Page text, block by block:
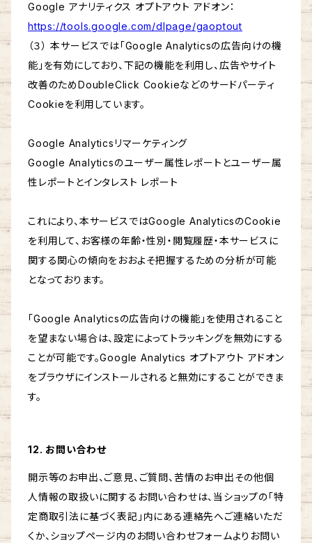
Google アナリティクス オプトアウト アドオン：
https://tools.google.com/dlpage/gaoptout
（３） 本サービスでは「Google Analyticsの広告向けの機
能」を有効にしており、下記の機能を利用し、広告やサイト
改善のためDoubleClick Cookieなどのサードパーティ
Cookieを利用しています。
Google Analyticsリマーケティング
Google Analyticsのユーザー属性レポートとユーザー属
性レポートとインタレスト レポート
これにより、本サービスではGoogle AnalyticsのCookie
を利用して、お客様の年齢・性別・閲覧履歴・本サービスに
関する関心の傾向をおおよそ把握するための分析が可能
となっております。
「Google Analyticsの広告向けの機能」を使用されること
を望まない場合は、設定によってトラッキングを無効にする
ことが可能です。Google Analytics オプトアウト アドオン
をブラウザにインストールされると無効にすることができま
す。
12. お問い合わせ
開示等のお申出、ご意見、ご質問、苦情のお申出その他個
人情報の取扱いに関するお問い合わせは、当ショップの「特
定商取引法に基づく表記」内にある連絡先へご連絡いただ
くか、ショップページ内のお問い合わせフォームよりお問い